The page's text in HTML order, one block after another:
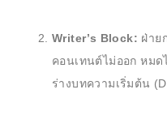
Writer’s Block: ฝ่าย
คอนเทนต์ไม่ออก หมด
ร่างบทความเริ่มต้น